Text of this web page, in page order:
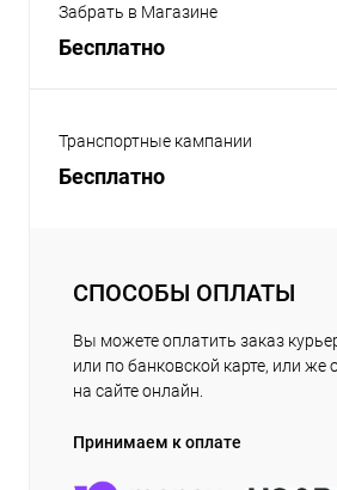
Забрать в Магазине
Бесплатно
Транспортные кампании
Бесплатно
СПОСОБЫ ОПЛАТЫ
Вы можете оплатить заказ
или по банковской карте, или же
на сайте онлайн.
Принимаем к оплате